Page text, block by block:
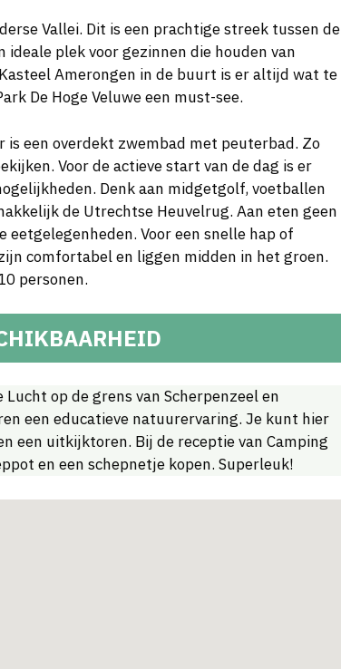
Vallei. Dit is een prachtige streek tussen de
plek voor gezinnen die houden van
Amerongen in de buurt is er altijd wat te
De Hoge Veluwe een must-see.
een overdekt zwembad met peuterbad. Zo
Voor de actieve start van de dag is er
Denk aan midgetgolf, voetballen
de Utrechtse Heuvelrug. Aan eten geen
Voor een snelle hap of
comfortabel en liggen midden in het groen.
personen.
Lucht op de grens van Scherpenzeel en
een educatieve natuurervaring. Je kunt hier
een uitkijktoren. Bij de receptie van Camping
en een schepnetje kopen. Superleuk!